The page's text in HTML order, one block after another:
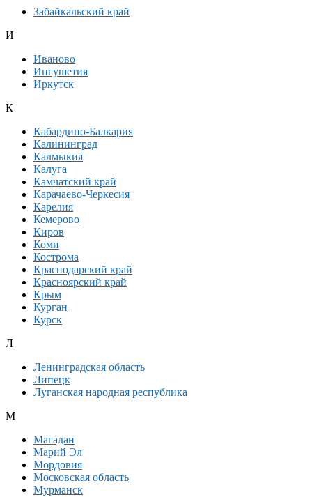
Забайкальский край
И
Иваново
Ингушетия
Иркутск
К
Кабардино-Балкария
Калининград
Калмыкия
Калуга
Камчатский край
Карачаево-Черкесия
Карелия
Кемерово
Киров
Коми
Кострома
Краснодарский край
Красноярский край
Крым
Курган
Курск
Л
Ленинградская область
Липецк
Луганская народная республика
М
Магадан
Марий Эл
Мордовия
Московская область
Мурманск